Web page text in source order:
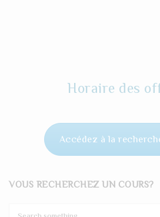
Horaire des
Accédez à la
VOUS RECHERCHEZ UN COURS?